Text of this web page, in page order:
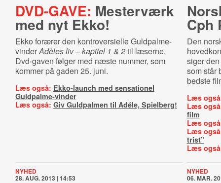
DVD-GAVE: Mesterværk
med nyt Ekko!
Ekko forærer den kontroversielle Guldpalme-
vinderAdèles liv – kapitel 1 & 2til læserne.
Dvd-gaven følger med næste nummer, som
kommer på gaden 25. juni.
Læs også: Ekko-launch med sensationel
Guldpalme-vinder
Læs også: Giv Guldpalmen til Adéle, Spielberg!
Cph
Den
siger
som står
bedste
Læs
Læs
film
Læs
Læs
trist”
Læs
NYHED
28. AUG. 2013 | 14:53
NYHED
06. MAR.